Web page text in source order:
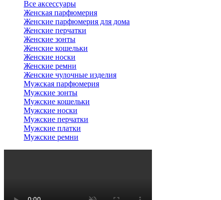
Все аксессуары
Женская парфюмерия
Женские парфюмерия для дома
Женские перчатки
Женские зонты
Женские кошельки
Женские носки
Женские ремни
Женские чулочные изделия
Мужская парфюмерия
Мужские зонты
Мужские кошельки
Мужские носки
Мужские перчатки
Мужские платки
Мужские ремни